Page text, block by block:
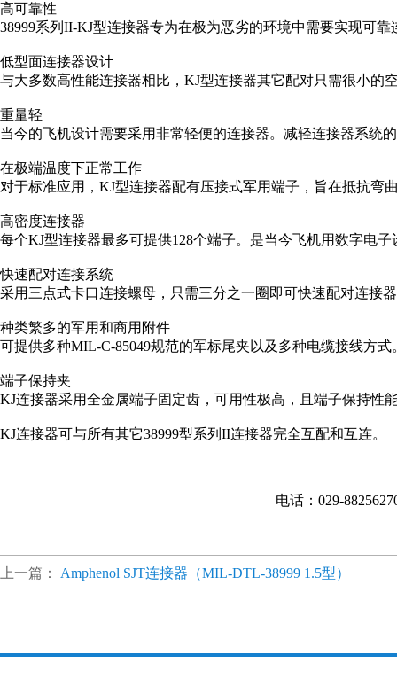
高可靠性
38999系列II-KJ型连接器专为在极为恶劣的环境中需要实现可
低型面连接器设计
与大多数高性能连接器相比，KJ型连接器其它配对只需很小的
重量轻
当今的飞机设计需要采用非常轻便的连接器。减轻连接器系统
在极端温度下正常工作
对于标准应用，KJ型连接器配有压接式军用端子，旨在抵抗弯
高密度连接器
每个KJ型连接器最多可提供128个端子。是当今飞机用数字电
快速配对连接系统
采用三点式卡口连接螺母，只需三分之一圈即可快速配对连接
种类繁多的军用和商用附件
可提供多种MIL-C-85049规范的军标尾夹以及多种电缆接线方
端子保持夹
KJ连接器采用全金属端子固定齿，可用性极高，且端子保持性
KJ连接器可与所有其它38999型系列II连接器完全互配和互连。
电话：029-
上一篇： Amphenol SJT连接器（MIL-DTL-38999 1.5型）